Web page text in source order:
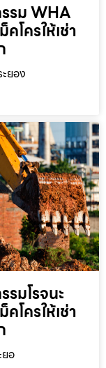
รม WHA
โครให้เช่า
ยอง
มโรจนะ
โครให้เช่า
อ